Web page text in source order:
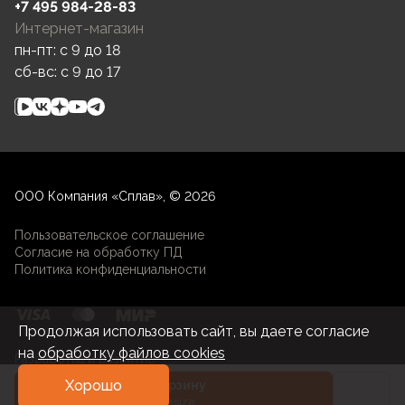
Onesize
Длина фонаря: 154 мм
Вес: 135 г
Тело и долговечность корпуса
Антиабразивное покрытие: Премиум тип III
Безопасная глубина погружения: 50 м
Рабочая температура: -25.+40 °C
+7 495 984-28-83
Интернет-магазин
пн-пт: c 9 до 18
сб-вс: c 9 до 17
ООО Компания «Сплав», © 2026
Пользовательское соглашение
Согласие на обработку ПД
Политика конфиденциальности
Разработка и развитие
Продолжая использовать сайт, вы даете согласие
на обработку файлов cookies
Хорошо